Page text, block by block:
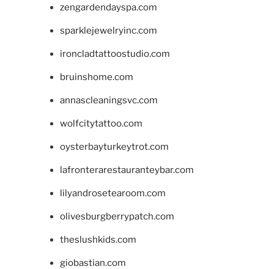
zengardendayspa.com
sparklejewelryinc.com
ironcladtattoostudio.com
bruinshome.com
annascleaningsvc.com
wolfcitytattoo.com
oysterbayturkeytrot.com
lafronterarestauranteybar.com
lilyandrosetearoom.com
olivesburgberrypatch.com
theslushkids.com
giobastian.com